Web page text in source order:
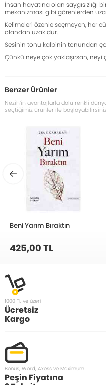
İnsan hayatına olan saygısızlığı
mekanizması gibi görenlerden
Kelimeleri özenle seçmeyen, her
olandan uzak dur.
Sesinin tonu kalbinin tonundan
Çünkü neye çok yaklaşırsan,
Benzer Ürünler
Nezih’in avantajlarla dolu renkli
seçtiğimiz ürünler ile
Beni Yarım Bıraktın
425,00 TL
1000 TL ve üzeri
Ücretsiz
Kargo
Bonus, Word, Axess ve Maximum
Peşin Fiyatına